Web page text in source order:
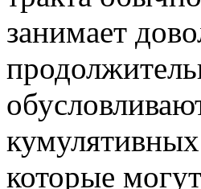
занимает
которые